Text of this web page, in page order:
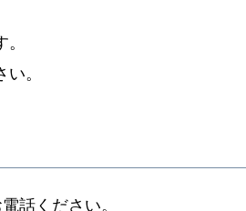
較
。
話ください。